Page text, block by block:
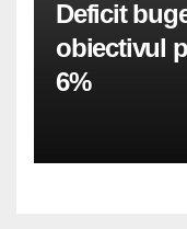
Deficit
obiectivul
6%